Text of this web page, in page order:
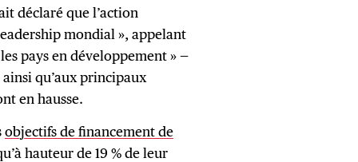
déclaré que l’action
mondial », appelant
pays en développement » —
ainsi qu’aux principaux
en hausse.
objectifs de financement de
hauteur de 19 % de leur